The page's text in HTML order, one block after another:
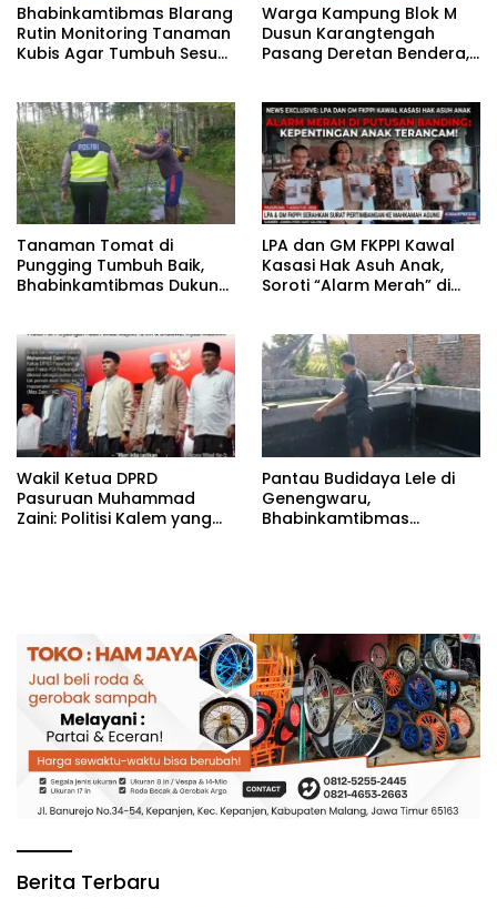
Bhabinkamtibmas Blarang
Rutin Monitoring Tanaman
Kubis Agar Tumbuh Sesuai
‎Warga Kampung Blok M
Dusun Karangtengah
Pasang Deretan Bendera,
Tanaman Tomat di
Pungging Tumbuh Baik,
Bhabinkamtibmas Dukung
‎LPA dan GM FKPPI Kawal
Kasasi Hak Asuh Anak,
Soroti “Alarm Merah” di
‎Wakil Ketua DPRD
Pasuruan Muhammad
Zaini: Politisi Kalem yang
Pantau Budidaya Lele di
Genengwaru,
Bhabinkamtibmas
Berita Terbaru